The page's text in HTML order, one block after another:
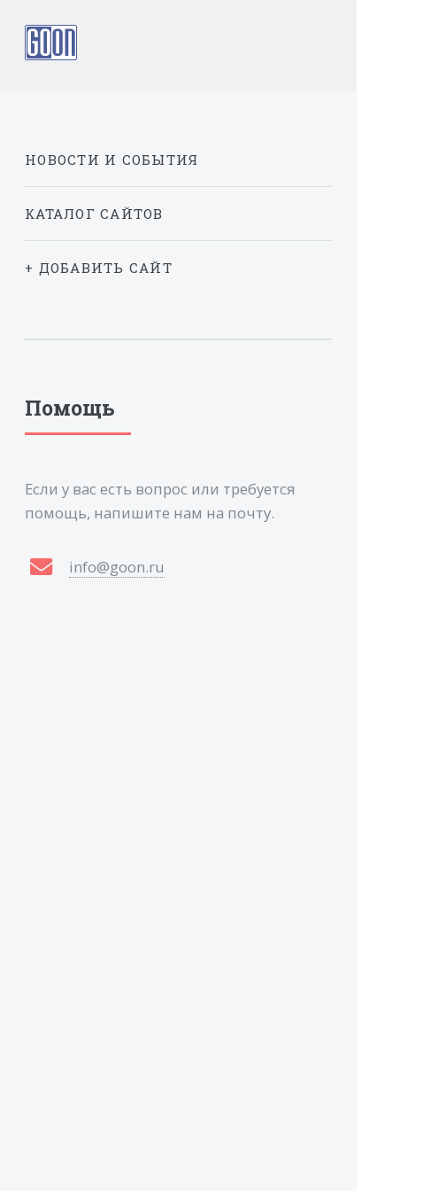
НОВОСТИ И СОБЫТИЯ
КАТАЛОГ САЙТОВ
+ ДОБАВИТЬ САЙТ
Помощь
Если у вас есть вопрос или требуется
помощь, напишите нам на почту.
info@goon.ru